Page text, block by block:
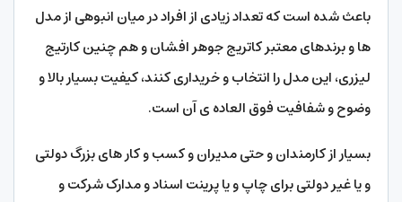
باعث شده است که تعداد زیادی از افراد در میان انبوهی از مدل
ها و برندهای معتبر کاتریج جوهر افشان و هم چنین کارتیج
لیزری، این مدل را انتخاب و خریداری کنند، کیفیت بسیار بالا و
وضوح و شفافیت فوق العاده ی آن است.
بسیار از کارمندان و حتی مدیران و کسب و کار های بزرگ دولتی
و یا غیر دولتی برای چاپ و یا پرینت اسناد و مدارک شرکت و